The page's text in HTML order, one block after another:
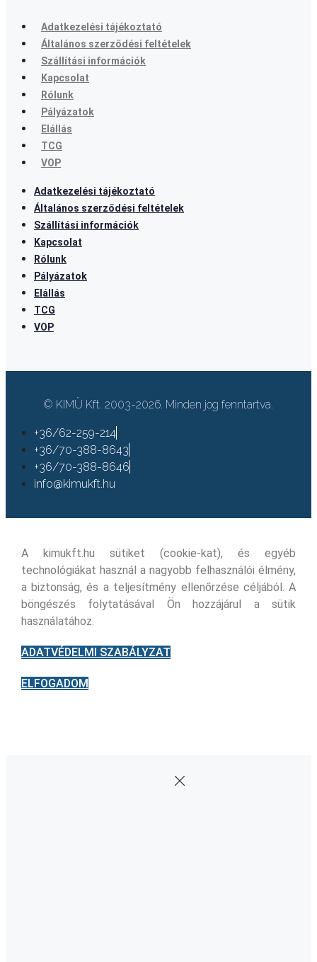
Adatkezelési tájékoztató
Általános szerződési feltételek
Szállítási információk
Kapcsolat
Rólunk
Pályázatok
Elállás
TCG
VOP
Adatkezelési tájékoztató
Általános szerződési feltételek
Szállítási információk
Kapcsolat
Rólunk
Pályázatok
Elállás
TCG
VOP
© KIMÜ Kft. 2003-2026. Minden jog fenntartva.
+36/62-259-214
+36/70-388-8643
+36/70-388-8646
info@kimukft.hu
A kimukft.hu sütiket (cookie-kat), és egyéb
technológiákat használ a nagyobb felhasználói élmény,
a biztonság, és a teljesítmény ellenőrzése céljából. A
böngészés folytatásával Ön hozzájárul a sütik
használatához.
ADATVÉDELMI SZABÁLYZAT
ELFOGADOM